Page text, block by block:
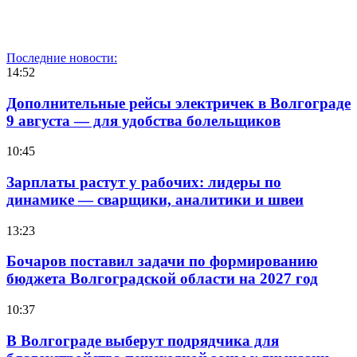
Последние новости:
14:52
Дополнительные рейсы электричек в Волгограде
9 августа — для удобства болельщиков
10:45
Зарплаты растут у рабочих: лидеры по
динамике — сварщики, аналитики и швеи
13:23
Бочаров поставил задачи по формированию
бюджета Волгоградской области на 2027 год
10:37
В Волгограде выберут подрядчика для